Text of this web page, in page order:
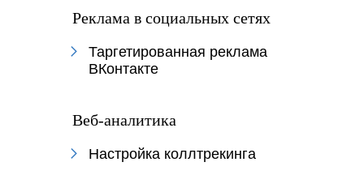
Реклама в социальных сетях
Таргетированная реклама
ВКонтакте
Веб-аналитика
Настройка коллтрекинга